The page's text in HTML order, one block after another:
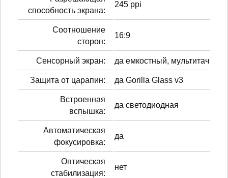
способность экрана:
245 ppi
Соотношение
сторон:
16:9
Сенсорный экран: да емкостный, мультитач
Защита от царапин: да Gorilla Glass v3
Встроенная
вспышка:
да светодиодная
Автоматическая
фокусировка:
да
Оптическая
стабилизация:
нет